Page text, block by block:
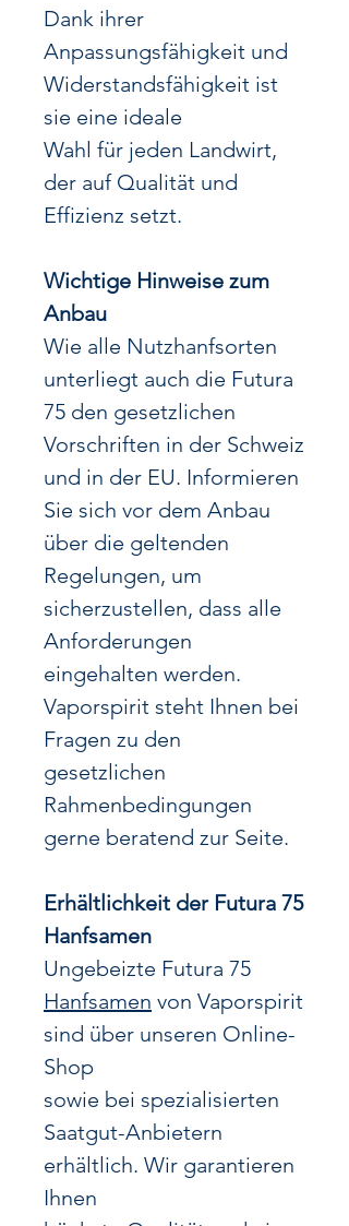
Dank ihrer
Anpassungsfähigkeit und
Widerstandsfähigkeit ist
sie eine ideale
Wahl für jeden Landwirt,
der auf Qualität und
Effizienz setzt.
Wichtige Hinweise zum
Anbau
Wie alle Nutzhanfsorten
unterliegt auch die Futura
75 den gesetzlichen
Vorschriften in der Schweiz
und in der EU. Informieren
Sie sich vor dem Anbau
über die geltenden
Regelungen, um
sicherzustellen, dass alle
Anforderungen
eingehalten werden.
Vaporspirit steht Ihnen bei
Fragen zu den
gesetzlichen
Rahmenbedingungen
gerne beratend zur Seite.
Erhältlichkeit der Futura 75
Hanfsamen
Ungebeizte Futura 75
Hanfsamen von Vaporspirit
sind über unseren Online-
Shop
sowie bei spezialisierten
Saatgut-Anbietern
erhältlich. Wir garantieren
Ihnen